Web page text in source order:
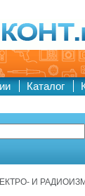
Каталог
И